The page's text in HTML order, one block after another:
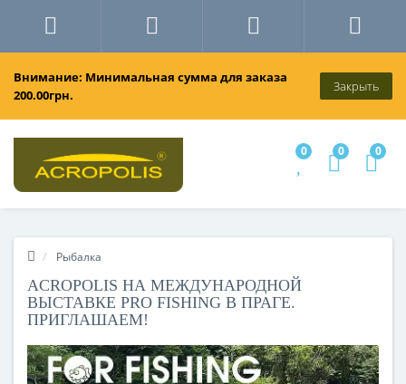
Внимание: Минимальная сумма для заказа
200.00грн.
Закрыть
0 0 0
Рыбалка
ACROPOLIS НА МЕЖДУНАРОДНОЙ
ВЫСТАВКЕ PRO FISHING В ПРАГЕ.
ПРИГЛАШАЕМ!